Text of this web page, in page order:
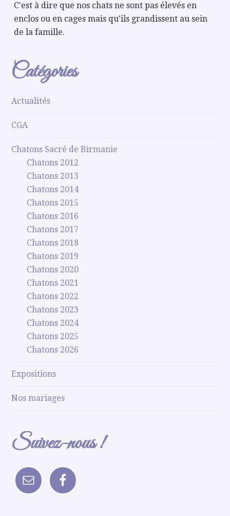
C'est à dire que nos chats ne sont pas élevés en
enclos ou en cages mais qu'ils grandissent au sein
de la famille.
Catégories
Actualités
CGA
Chatons Sacré de Birmanie
Chatons 2012
Chatons 2013
Chatons 2014
Chatons 2015
Chatons 2016
Chatons 2017
Chatons 2018
Chatons 2019
Chatons 2020
Chatons 2021
Chatons 2022
Chatons 2023
Chatons 2024
Chatons 2025
Chatons 2026
Expositions
Nos mariages
Suivez-nous !